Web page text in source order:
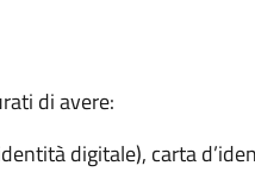
di avere:
digitale), carta